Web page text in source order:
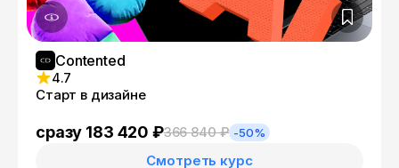
Contented
4.7
Старт в дизайне
сразу 183 420 ₽366 840 ₽ -50%
Смотреть курс